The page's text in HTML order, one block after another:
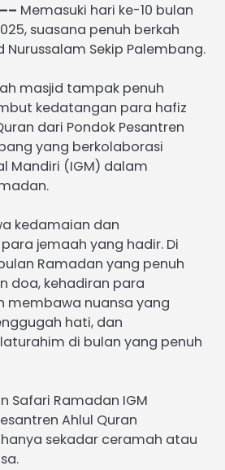
Memasuki hari ke-10 bulan
suasana penuh berkah
Sekip Palembang.
masjid tampak penuh
kedatangan para hafiz
dari Pondok Pesantren
yang berkolaborasi
Mandiri (IGM) dalam
kedamaian dan
jemaah yang hadir. Di
Ramadan yang penuh
doa, kehadiran para
membawa nuansa yang
hati, dan
di bulan yang penuh
Safari Ramadan IGM
Ahlul Quran
sekadar ceramah atau